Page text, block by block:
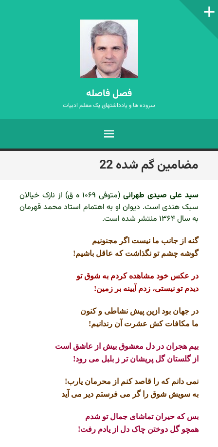
ستون‌کناری
فصل فاصله
سروده ها و یادداشتهای یک معلم ادبیات
فهرست
رفتن
به
مضامین گم شده 22
سید علی صیدی طهرانی
(متوفی ۱۰۶۹ ه ق) از نازک خیالان
سبک هندی است. دیوان او به اهتمام استاد محمد قهرمان
به سال ۱۳۶۴ منتشر شده است.
گنه از جانب ما نیست اگر مجنونیم
گوشه چشم تو نگذاشت که عاقل باشیم!
در عکس خود مشاهده کردم به شوق تو
دیدم تو نیستی، زدم آیینه بر زمین!
در جهان بود ازین پیش نشاطی و کنون
ما مکافات کش عشرت آن رندانیم!
بیم هجران در دل معشوق بیش از عاشق است
از گلستان گل پریشان تر ز بلبل می رود!
نمی دانم که را قاصد کنم از محرمان یارب!
به سویش شوق را گر می فرستم دیر می آید
بس که حیران تماشای جمال تو شدم
همچو گل دوختن چاک دل از یادم رفت!